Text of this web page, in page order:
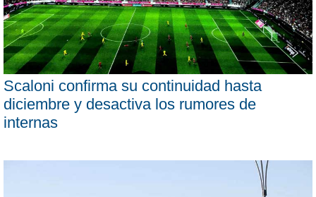
Scaloni confirma su continuidad hasta
diciembre y desactiva los rumores de
internas